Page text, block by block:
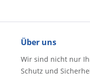
Über uns
Wir sind nicht nur
Schutz und